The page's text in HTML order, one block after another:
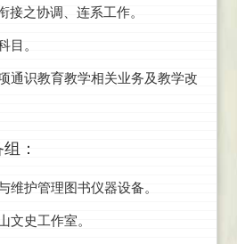
接之协调、连系工作。
目。
通识教育教学相关业务及教学改
：
维护管理图书仪器设备。
文史工作室。